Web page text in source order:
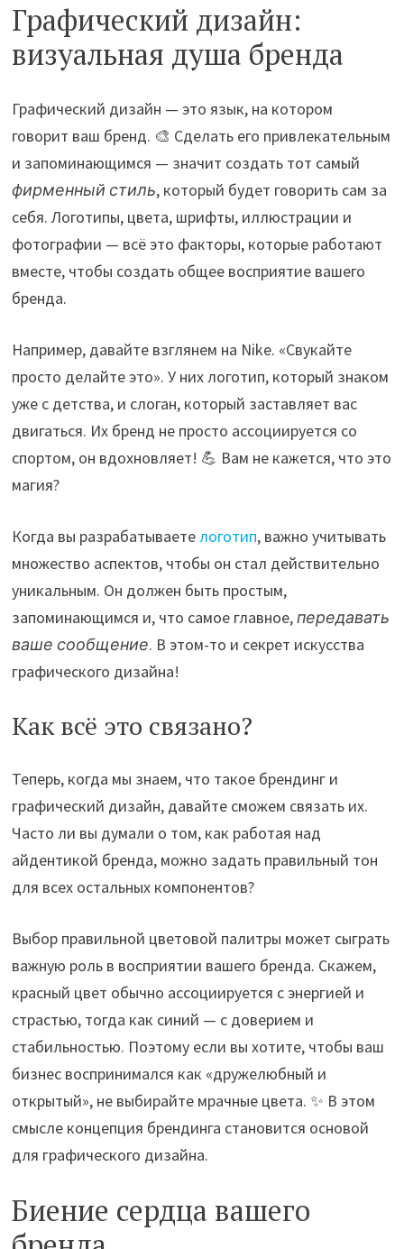
Графический дизайн:
визуальная душа бренда
Графический дизайн — это язык, на котором
говорит ваш бренд. 🎨 Сделать его привлекательным
и запоминающимся — значит создать тот самый
фирменный стиль, который будет говорить сам за
себя. Логотипы, цвета, шрифты, иллюстрации и
фотографии — всё это факторы, которые работают
вместе, чтобы создать общее восприятие вашего
бренда.
Например, давайте взглянем на Nike. «Свукайте
просто делайте это». У них логотип, который знаком
уже с детства, и слоган, который заставляет вас
двигаться. Их бренд не просто ассоциируется со
спортом, он вдохновляет! 💪 Вам не кажется, что это
магия?
Когда вы разрабатываетелоготип, важно учитывать
множество аспектов, чтобы он стал действительно
уникальным. Он должен быть простым,
запоминающимся и, что самое главное,передавать
ваше сообщение. В этом-то и секрет искусства
графического дизайна!
Как всё это связано?
Теперь, когда мы знаем, что такое брендинг и
графический дизайн, давайте сможем связать их.
Часто ли вы думали о том, как работая над
айдентикой бренда, можно задать правильный тон
для всех остальных компонентов?
Выбор правильной цветовой палитры может сыграть
важную роль в восприятии вашего бренда. Скажем,
красный цвет обычно ассоциируется с энергией и
страстью, тогда как синий — с доверием и
стабильностью. Поэтому если вы хотите, чтобы ваш
бизнес воспринимался как «дружелюбный и
открытый», не выбирайте мрачные цвета. ✨ В этом
смысле концепция брендинга становится основой
для графического дизайна.
Биение сердца вашего